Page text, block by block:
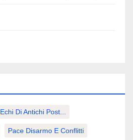
Echi Di Antichi Post...
Pace Disarmo E Conflitti